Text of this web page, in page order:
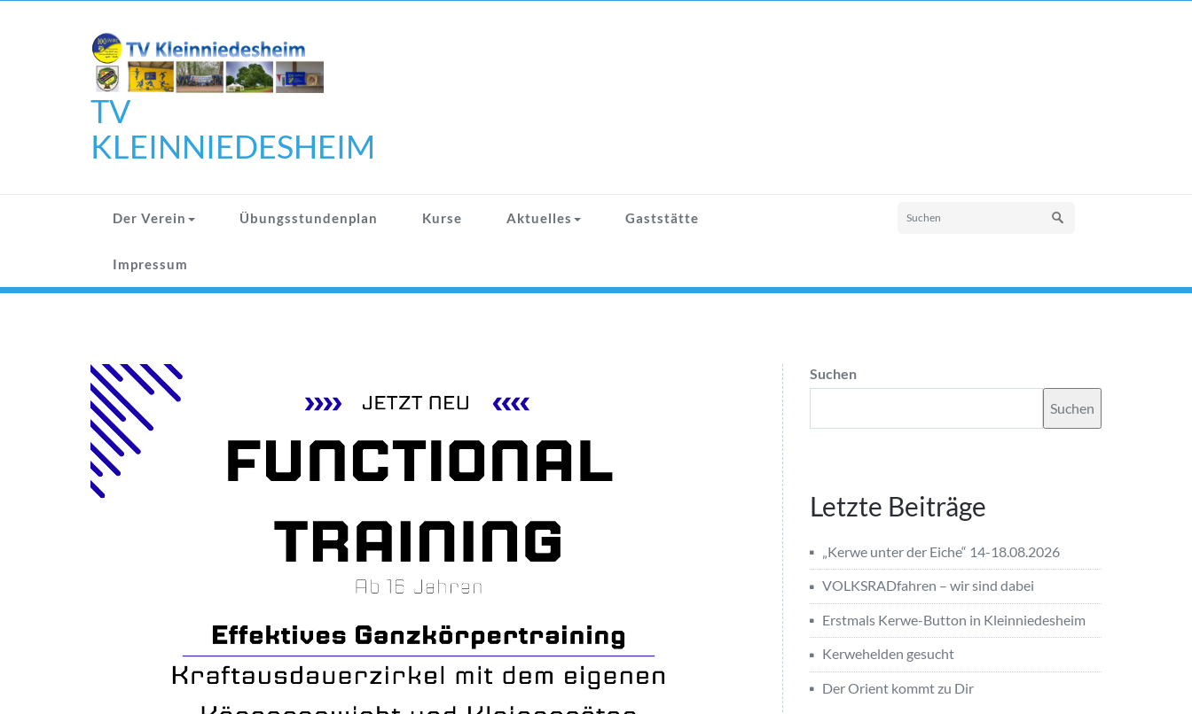
TV
KLEINNIEDESHEIM
Der Verein Übungsstundenplan Kurse Aktuelles Gaststätte
Impressum
Suchen
Suchen
Letzte Beiträge
„Kerwe unter der Eiche“ 14-18.08.2026
VOLKSRADfahren – wir sind dabei
Erstmals Kerwe-Button in Kleinniedesheim
Kerwehelden gesucht
Der Orient kommt zu Dir